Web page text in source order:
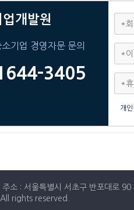
개발원
기업 경영자문 문의
3405
개
주소 : 서울특별시 서초구 반포대로
rights reserved.